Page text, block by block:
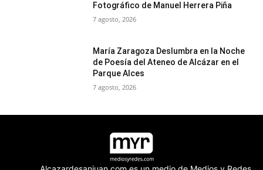
Fotográfico de Manuel Herrera Piña
7 agosto, 2026
María Zaragoza Deslumbra en la Noche
de Poesía del Ateneo de Alcázar en el
Parque Alces
7 agosto, 2026